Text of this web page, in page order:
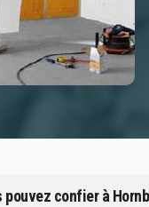
confier à